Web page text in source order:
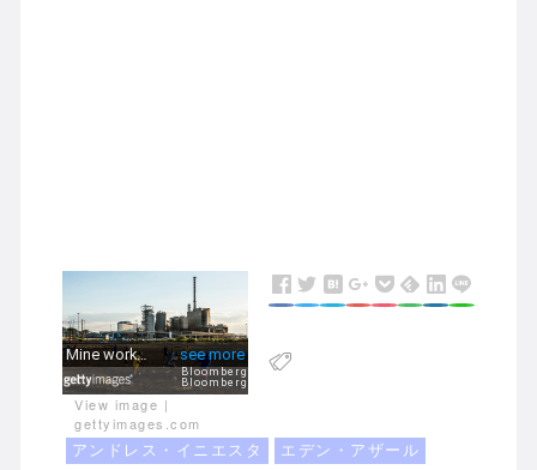
View image |
gettyimages.com
アンドレス・イニエスタ
エデン・アザール